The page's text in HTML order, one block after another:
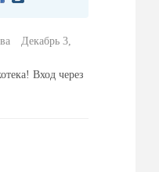
Декабрь 3,
Вход через